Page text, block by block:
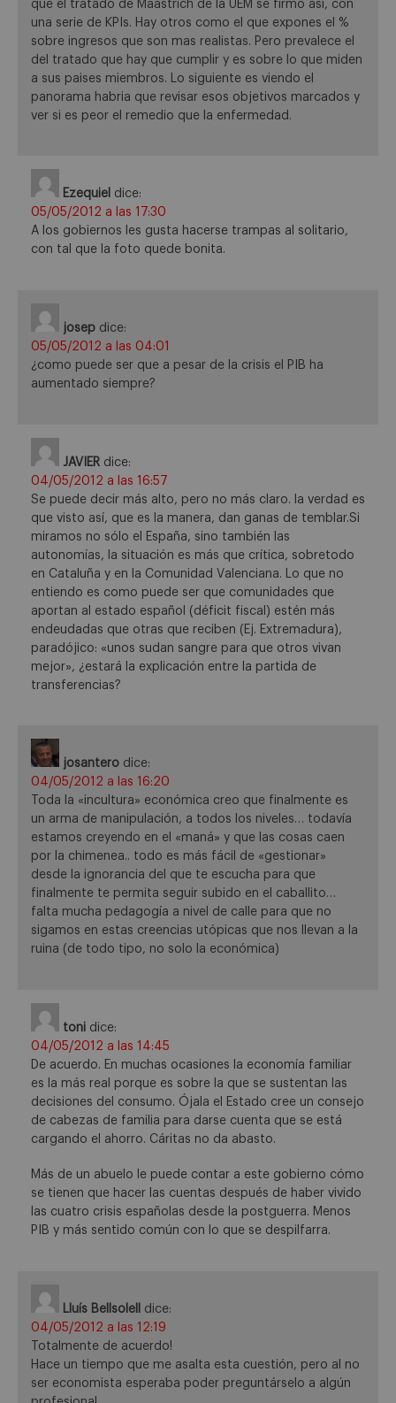
que el tratado de Maastrich de la UEM se firmo asi, con
una serie de KPIs. Hay otros como el que expones el %
sobre ingresos que son mas realistas. Pero prevalece el
del tratado que hay que cumplir y es sobre lo que miden
a sus paises miembros. Lo siguiente es viendo el
panorama habria que revisar esos objetivos marcados y
ver si es peor el remedio que la enfermedad.
Ezequiel dice:
05/05/2012 a las 17:30
A los gobiernos les gusta hacerse trampas al solitario,
con tal que la foto quede bonita.
josep dice:
05/05/2012 a las 04:01
¿como puede ser que a pesar de la crisis el PIB ha
aumentado siempre?
JAVIER dice:
04/05/2012 a las 16:57
Se puede decir más alto, pero no más claro. la verdad es
que visto así, que es la manera, dan ganas de temblar.Si
miramos no sólo el España, sino también las
autonomías, la situación es más que crítica, sobretodo
en Cataluña y en la Comunidad Valenciana. Lo que no
entiendo es como puede ser que comunidades que
aportan al estado español (déficit fiscal) estén más
endeudadas que otras que reciben (Ej. Extremadura),
paradójico: «unos sudan sangre para que otros vivan
mejor», ¿estará la explicación entre la partida de
transferencias?
josantero dice:
04/05/2012 a las 16:20
Toda la «incultura» económica creo que finalmente es
un arma de manipulación, a todos los niveles… todavía
estamos creyendo en el «maná» y que las cosas caen
por la chimenea.. todo es más fácil de «gestionar»
desde la ignorancia del que te escucha para que
finalmente te permita seguir subido en el caballito…
falta mucha pedagogía a nivel de calle para que no
sigamos en estas creencias utópicas que nos llevan a la
ruina (de todo tipo, no solo la económica)
toni dice:
04/05/2012 a las 14:45
De acuerdo. En muchas ocasiones la economía familiar
es la más real porque es sobre la que se sustentan las
decisiones del consumo. Ójala el Estado cree un consejo
de cabezas de familia para darse cuenta que se está
cargando el ahorro. Cáritas no da abasto.
Más de un abuelo le puede contar a este gobierno cómo
se tienen que hacer las cuentas después de haber vivido
las cuatro crisis españolas desde la postguerra. Menos
PIB y más sentido común con lo que se despilfarra.
Lluís Bellsolell
dice:
04/05/2012 a las 12:19
Totalmente de acuerdo!
Hace un tiempo que me asalta esta cuestión, pero al no
ser economista esperaba poder preguntárselo a algún